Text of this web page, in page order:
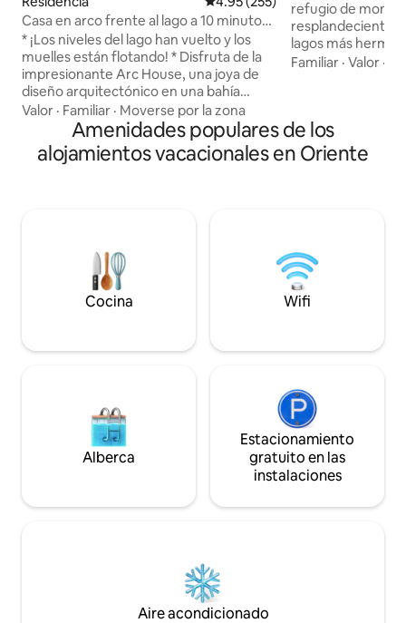
Casa en arco frente al lago a 10 minutos
de Guatapé, con acceso al lago
* ¡Los niveles del lago han vuelto y los
muelles están flotando! * Disfruta de la
impresionante Arc House, una joya de
diseño arquitectónico en una bahía
privada, a solo 10 minutos de Guatape.
Las paredes de cristal, los techos de 6
metros y las vistas panorámicas a la
naturaleza la hacen verdaderamente
complementada con una mesa de
comedor para 6 personas y un balcón
con vistas al lago.
Valor · Familiar · Moverse por la zona
refugio de
resplandecientes
lagos más
Ubicado en las
y el entorno
recargar
canto de los
abrazo de la
Familiar ·Valor ·
Amenidades populares de los
alojamientos vacacionales en Oriente
Cocina Wifi
Alberca
Estacionamiento
gratuito en las
instalaciones
Aire acondicionado